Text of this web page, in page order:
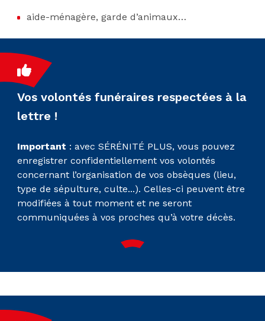
aide-ménagère, garde d’animaux…
Vos volontés funéraires respectées à la
lettre !
Important : avec SÉRÉNITÉ PLUS, vous pouvez
enregistrer confidentiellement vos volontés
concernant l’organisation de vos obsèques (lieu,
type de sépulture, culte...). Celles-ci peuvent être
modifiées à tout moment et ne seront
communiquées à vos proches qu’à votre décès.